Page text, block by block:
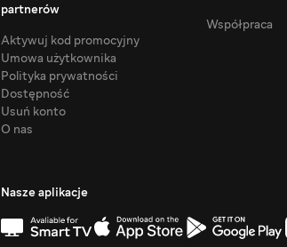
partnerów
Aktywuj kod promocyjny
Umowa użytkownika
Polityka prywatności
Dostępność
Usuń konto
O nas
Współpraca
Nasze aplikacje